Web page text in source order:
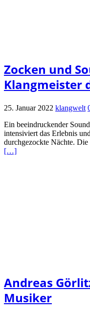
Zocken und
Klangmeister
25. Januar 2022 klangwelt
Ein beeindruckender
intensiviert das Erlebnis
durchgezockte Nächte.
[…]
Andreas
Musiker